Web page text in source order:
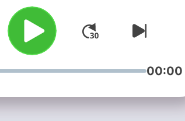
00:00